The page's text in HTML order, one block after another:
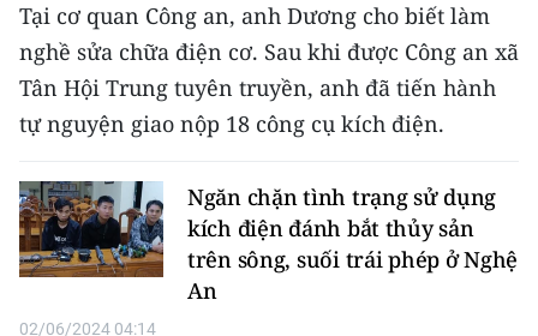
54 DÂN TỘC VIỆT NAM
CHƯƠNG TRÌNH OCOP - MỖI XÃ
MỘT SẢN PHẨM
RADIO
MEDIA CENTER
Tại cơ quan Công an, anh Dương cho biết làm
nghề sửa chữa điện cơ. Sau khi được Công an xã
Tân Hội Trung tuyên truyền, anh đã tiến hành
tự nguyện giao nộp 18 công cụ kích điện.
Ngăn chặn tình trạng sử dụng
kích điện đánh bắt thủy sản
trên sông, suối trái phép ở Nghệ
An
02/06/2024 04:14